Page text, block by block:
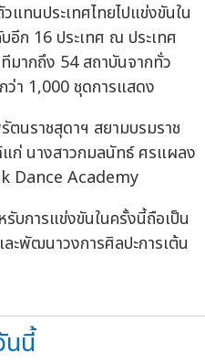
แทนประเทศไทยไปแข่งขันใน
ก 16 ประเทศ ณ ประเทศ
มากถึง 54 สถาบันจากทั่ว
ว่า 1,000 ชุดการแสดง
ตนราชสุดาฯ สยามบรมราช
ก่ นางสาวกมลนัทธ์ ศรแผลง
Dance Academy
บการแข่งขันในครั้งนี้ถือเป็น
ะพัฒนาวงการศิลปะการเต้น
นนี้